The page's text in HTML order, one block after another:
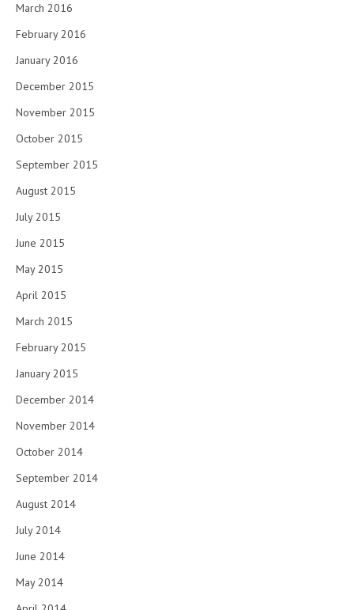
March 2016
February 2016
January 2016
December 2015
November 2015
October 2015
September 2015
August 2015
July 2015
June 2015
May 2015
April 2015
March 2015
February 2015
January 2015
December 2014
November 2014
October 2014
September 2014
August 2014
July 2014
June 2014
May 2014